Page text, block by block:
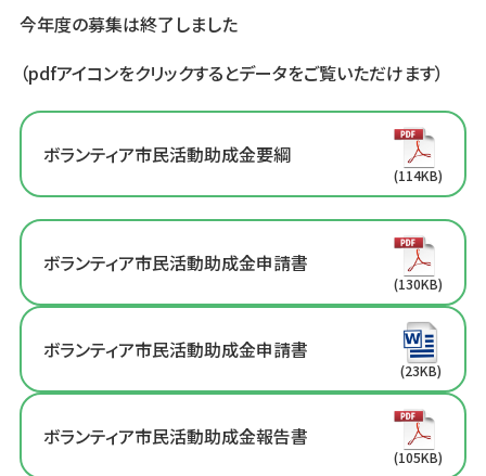
今年度の募集は終了しました
（pdfアイコンをクリックするとデータをご覧いただけます）
ボランティア市民活動助成金要綱
(114KB)
ボランティア市民活動助成金申請書
(130KB)
ボランティア市民活動助成金申請書
(23KB)
ボランティア市民活動助成金報告書
(105KB)